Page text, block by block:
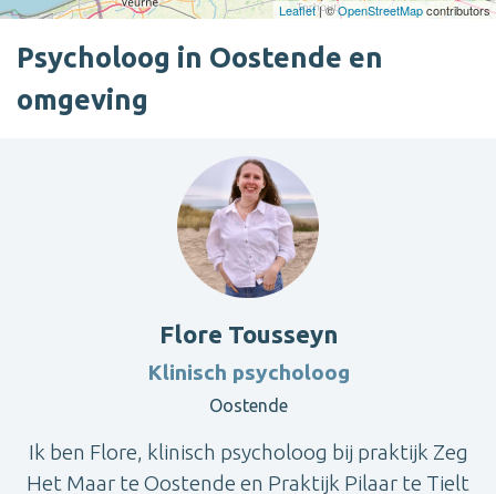
Leaflet| ©OpenStreetMapcontributors
Psycholoog in Oostende en
omgeving
Flore Tousseyn
Klinisch psycholoog
Oostende
Ik ben Flore, klinisch psycholoog bij praktijk Zeg
Het Maar te Oostende en Praktijk Pilaar te Tielt